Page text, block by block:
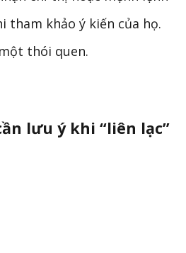
tham khảo ý kiến ​​​​của họ.
thói quen.
lưu ý khi “liên lạc”